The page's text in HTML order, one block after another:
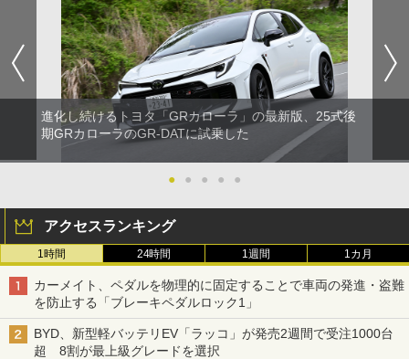
進化し続けるトヨタ「GRカローラ」の最新版、25式後
期GRカローラのGR-DATに試乗した
● ● ● ● ●
アクセスランキング
1時間 24時間 1週間 1カ月
カーメイト、ペダルを物理的に固定することで車両の発進・盗難
を防止する「ブレーキペダルロック1」
BYD、新型軽バッテリEV「ラッコ」が発売2週間で受注1000台
超 8割が最上級グレードを選択